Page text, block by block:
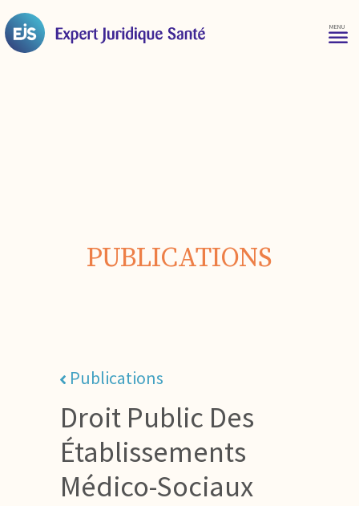
PUBLICATIONS
Publications
Droit Public Des
Établissements
Médico-Sociaux